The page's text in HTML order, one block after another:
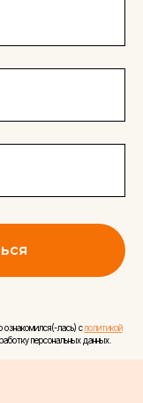
лась) сполитикой
персональных данных.